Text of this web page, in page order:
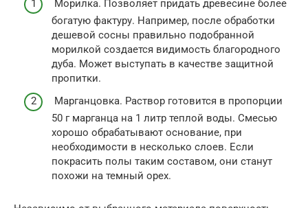
Морилка. Позволяет придать древесине более
богатую фактуру. Например, после обработки
дешевой сосны правильно подобранной
морилкой создается видимость благородного
дуба. Может выступать в качестве защитной
пропитки.
Марганцовка. Раствор готовится в пропорции
50 г марганца на 1 литр теплой воды. Смесью
хорошо обрабатывают основание, при
необходимости в несколько слоев. Если
покрасить полы таким составом, они станут
похожи на темный орех.